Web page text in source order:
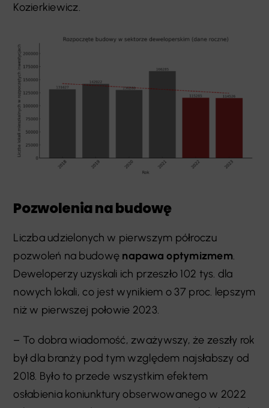
Kozierkiewicz.
Pozwolenia na budowę
Liczba udzielonych w pierwszym półroczu
pozwoleń na budowę napawa optymizmem.
Deweloperzy uzyskali ich przeszło 102 tys. dla
nowych lokali, co jest wynikiem o 37 proc. lepszym
niż w pierwszej połowie 2023.
– To dobra wiadomość, zważywszy, że zeszły rok
był dla branży pod tym względem najsłabszy od
2018. Było to przede wszystkim efektem
osłabienia koniunktury obserwowanego w 2022